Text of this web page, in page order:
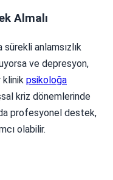
Almalı
sürekli anlamsızlık
ve depresyon,
klinik psikoloğa
kriz dönemlerinde
profesyonel destek,
olabilir.